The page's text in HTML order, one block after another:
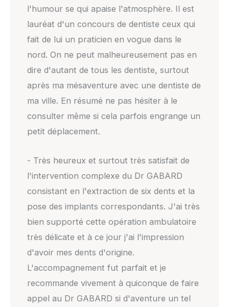
l'humour se qui apaise l'atmosphère. Il est
lauréat d'un concours de dentiste ceux qui
fait de lui un praticien en vogue dans le
nord. On ne peut malheureusement pas en
dire d'autant de tous les dentiste, surtout
après ma mésaventure avec une dentiste de
ma ville. En résumé ne pas hésiter à le
consulter même si cela parfois engrange un
petit déplacement.
- Très heureux et surtout très satisfait de
l'intervention complexe du Dr GABARD
consistant en l'extraction de six dents et la
pose des implants correspondants. J'ai très
bien supporté cette opération ambulatoire
très délicate et à ce jour j'ai l'impression
d'avoir mes dents d'origine.
L'accompagnement fut parfait et je
recommande vivement à quiconque de faire
appel au Dr GABARD si d'aventure un tel